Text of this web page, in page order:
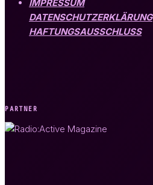
IMPRESSUM
DATENSCHUTZERKLÄRUNG
HAFTUNGSAUSSCHLUSS
PARTNER